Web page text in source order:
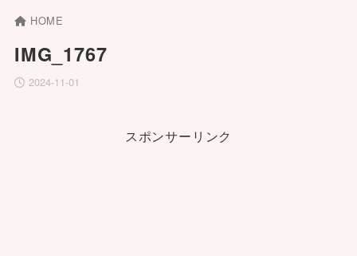
HOME
IMG_1767
2024-11-01
スポンサーリンク